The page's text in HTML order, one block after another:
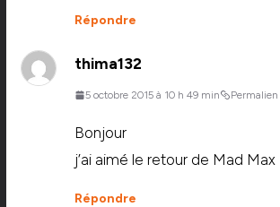
Répondre
thima132
5 octobre 2015 à 10 h 49 min Permalien
Bonjour
j’ai aimé le retour de Mad Max
Répondre